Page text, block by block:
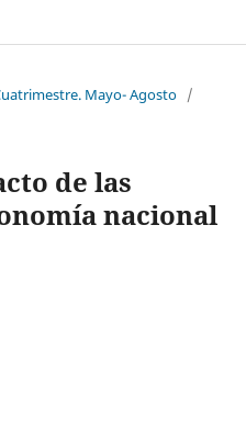
Mayo- Agosto /
de las
nacional